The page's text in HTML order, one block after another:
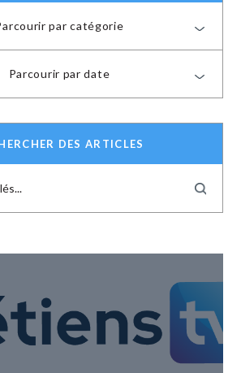
par catégorie
Parcourir par date
DES ARTICLES